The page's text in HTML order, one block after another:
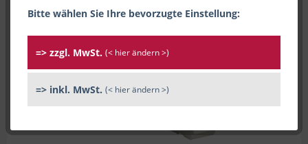
Bitte wählen Sie Ihre bevorzugte Einstellung:
=> zzgl. MwSt. (< hier ändern >)
=> inkl. MwSt. (< hier ändern >)